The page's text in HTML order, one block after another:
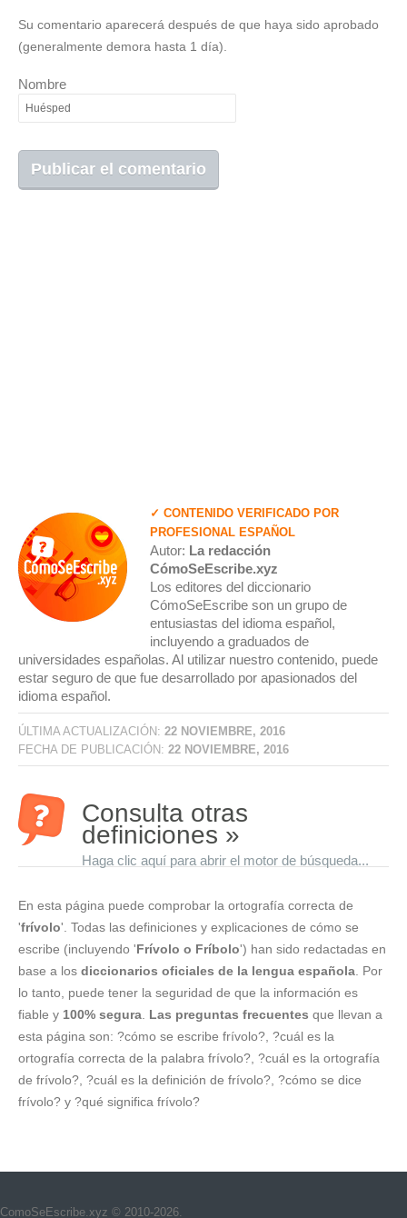
Su comentario aparecerá después de que haya sido aprobado
(generalmente demora hasta 1 día).
Nombre
✓ CONTENIDO VERIFICADO POR
PROFESIONAL ESPAÑOL
Autor: La redacción
CómoSeEscribe.xyz
Los editores del diccionario
CómoSeEscribe son un grupo de
entusiastas del idioma español,
incluyendo a graduados de
universidades españolas. Al utilizar nuestro contenido, puede
estar seguro de que fue desarrollado por apasionados del
idioma español.
ÚLTIMA ACTUALIZACIÓN: 22 NOVIEMBRE, 2016
FECHA DE PUBLICACIÓN: 22 NOVIEMBRE, 2016
Consulta otras
definiciones »
Haga clic aquí para abrir el motor de búsqueda...
En esta página puede comprobar la ortografía correcta de
'frívolo'. Todas las definiciones y explicaciones de cómo se
escribe (incluyendo 'Frívolo o Fríbolo') han sido redactadas en
base a los diccionarios oficiales de la lengua española . Por
lo tanto, puede tener la seguridad de que la información es
fiable y 100% segura Las preguntas frecuentes que llevan a
esta página son: ?cómo se escribe frívolo?, ?cuál es la
ortografía correcta de la palabra frívolo?, ?cuál es la ortografía
de frívolo?, ?cuál es la definición de frívolo?, ?cómo se dice
frívolo? y ?qué significa frívolo?
ComoSeEscribe.xyz © 2010-2026.